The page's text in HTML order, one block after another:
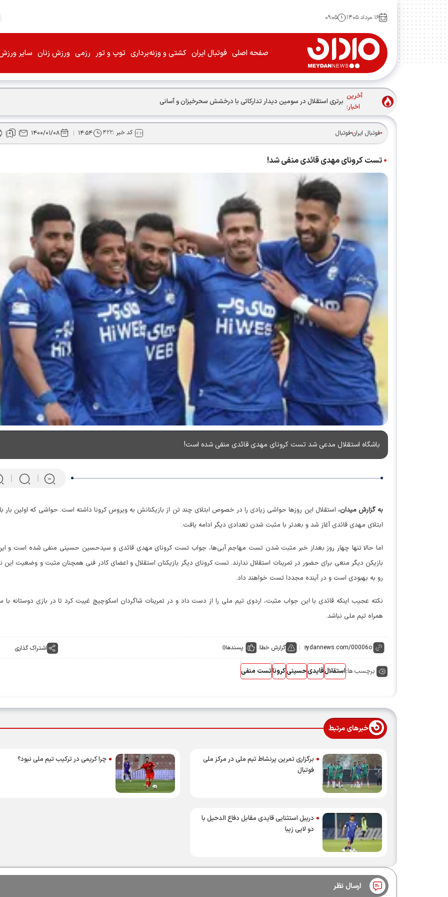
۱۶ مرداد ۱۴۰۵ ۰۹:۰۵
صفحه اصلی فوتبال ایران کشتی و وزنه‌برداری توپ و تور رزمی ورزش زنان سایر
آخرین
اخبار:
برتری استقلال در سومین دیدار تدارکاتی با درخشش سحرخیزان و آسانی
فوتبال ایران فوتبال کد خبر :۴۲۲ ۱۴:۵۴ ۱۴۰۰/۰۱/۰۸
تست کرونای مهدی قائدی منفی شد!
باشگاه استقلال مدعی شد تست کرونای مهدی قائدی منفی شده است!
به گزارش میدان، استقلال این روزها حواشی زیادی را در خصوص ابتلای چند تن از بازیکنانش به ویروس کرونا داشته است. حواشی که اولین بار
ابتلای مهدی قائدی آغاز شد و بعدتر با مثبت شدن تعدادی دیگر ادامه یافت.
اما حالا تنها چهار روز بعداز خبر مثبت شدن تست مهاجم آبی‌ها، جواب تست کرونای مهدی قائدی و سیدحسین حسینی منفی شده است و
بازیکن دیگر منعی برای حضور در تمرینات استقلال ندارند. تست کرونای دیگر بازیکنان استقلال و اعضای کادر فنی همچنان مثبت و وضعیت این
رو به بهبودی است و در آینده مجددا تست خواهند داد.
نکته عجیب اینکه قائدی با این جواب مثبت، اردوی تیم ملی را از دست داد و در تمرینات شاگردان اسکوچیچ غیبت کرد تا در بازی دوستانه با
همراه تیم ملی نباشد.
گزارش خطا پسندها0 اشتراک گذاری
برچسب ها:استقلالقایدیحسینیکروناتست منفی
خبرهای مرتبط
برگزاری تمرین پرنشاط تیم ملی در مرکز ملی
فوتبال
چرا کریمی در ترکیب تیم ملی نبود؟
دریبل استثنایی قایدی مقابل دفاع الدحیل با
دو لایی زیبا
ارسال نظر